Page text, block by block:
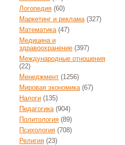
Логопедия (60)
Маркетинг и реклама(327)
Математика(47)
Медицина и
здравоохранение (397)
Международные отношения
(22)
Менеджмент (1256)
Мировая экономика(67)
Налоги (135)
Педагогика(904)
Политология (89)
Психология (708)
Религия (23)